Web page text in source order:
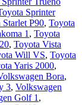
Sprinter
Starlet P90, Toyota
1 , Toyota
, Toyota Vista
Will VS, Toyota
Yaris 2000,
Bora,
3, Volkswagen
Golf 1 ,